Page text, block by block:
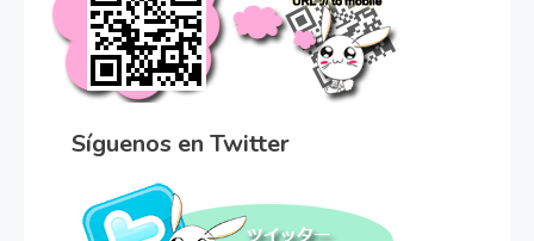
Síguenos en Twitter